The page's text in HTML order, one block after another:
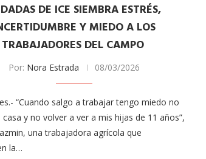
DE ICE SIEMBRA ESTRÉS,
Y MIEDO A LOS
TRABAJADORES DEL CAMPO
Por: Nora Estrada 08/03/2026
“Cuando salgo a trabajar tengo miedo no
y no volver a ver a mis hijas de 11 años”,
una trabajadora agrícola que
la…